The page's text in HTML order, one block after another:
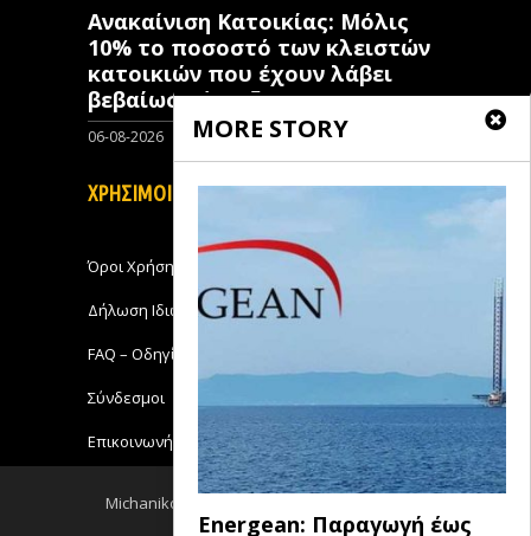
MORE STORY
Energean: Παραγωγή έως
Ανακαίνιση Κατοικίας: Μόλις
10% το ποσοστό των κλειστών
κατοικιών που έχουν λάβει
βεβαίωση ένταξης
06-08-2026
ΧΡΗΣΙΜΟΙ ΣΥΝΔΕΣΜΟΙ
Όροι Χρήσης
Δήλωση Ιδιωτικότητας
FAQ – Οδηγίες Χρήσης
Σύνδεσμοι
Επικοινωνήστε με το Michanikos-Online
Michanikos-Online 2018 - All Rights Reserved